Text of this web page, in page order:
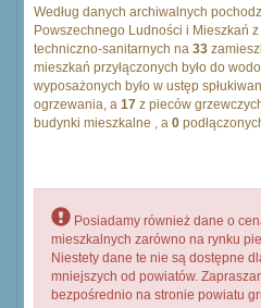
Według danych archiwalnych
Powszechnego Ludności i Mieszkań z
techniczno-sanitarnych na 33
mieszkań przyłączonych było do
wyposażonych było w ustęp
ogrzewania, a 17 z pieców
budynki mieszkalne , a 0
Posiadamy również dane o
mieszkalnych zarówno na rynku
Niestety dane te nie są dostępne
mniejszych od powiatów.
bezpośrednio na stronie powiatu